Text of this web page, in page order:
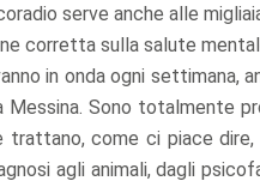
serve anche alle
corretta sulla salute
in onda ogni settimana,
Messina. Sono totalmente
come ci piace dire,
agli animali, dagli